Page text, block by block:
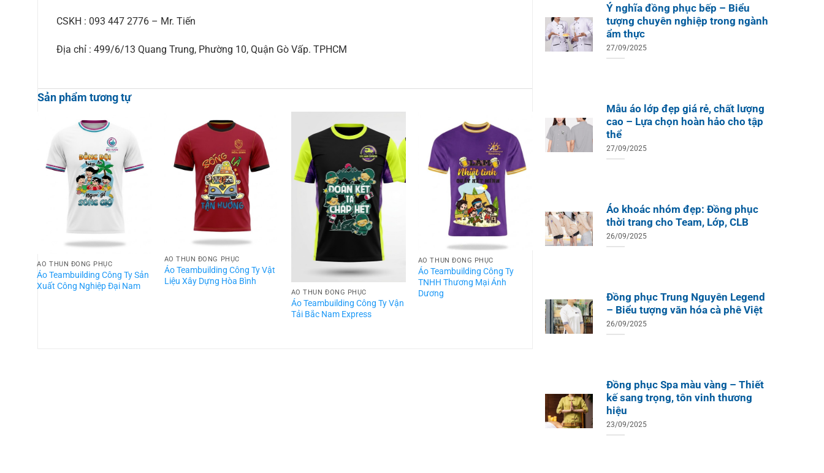
CSKH : 093 447 2776 – Mr. Tiến
Địa chỉ : 499/6/13 Quang Trung, Phường 10, Quận Gò Vấp. TPHCM
Sản phẩm tương tự
ÁO THUN ĐỒNG PHỤC
Áo Teambuilding Công Ty Sản
Xuất Công Nghiệp Đại Nam
ÁO THUN ĐỒNG PHỤC
Áo Teambuilding Công Ty Vật
Liệu Xây Dựng Hòa Bình
ÁO THUN ĐỒNG PHỤC
Áo Teambuilding Công Ty Vận
Tải Bắc Nam Express
ÁO THUN ĐỒNG PHỤC
Áo Teambuilding Công Ty
TNHH Thương Mại Ánh
Dương
ÁO THUN ĐỒNG PHỤC
Áo Teambuilding Công Ty
Thủy Sản Biển Xanh
Ý nghĩa đồng phục bếp – Biểu
tượng chuyên nghiệp trong ngành
ẩm thực
27/09/2025
Mẫu áo lớp đẹp giá rẻ, chất lượng
cao – Lựa chọn hoàn hảo cho tập
thể
27/09/2025
Áo khoác nhóm đẹp: Đồng phục
thời trang cho Team, Lớp, CLB
26/09/2025
Đồng phục Trung Nguyên Legend
– Biểu tượng văn hóa cà phê Việt
26/09/2025
Đồng phục Spa màu vàng – Thiết
kế sang trọng, tôn vinh thương
hiệu
23/09/2025